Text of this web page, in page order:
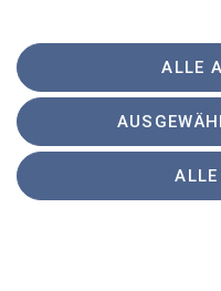
betreibt, unterstützt die
Bergsportbereich der
wieder.
Schaut doch bei der
sich!
ALLE